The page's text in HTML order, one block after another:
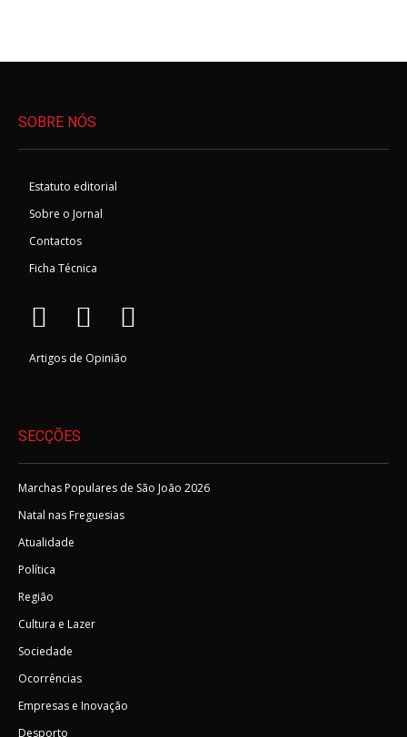
SOBRE NÓS
Estatuto editorial
Sobre o Jornal
Contactos
Ficha Técnica
Artigos de Opinião
SECÇÕES
Marchas Populares de São João 2026
Natal nas Freguesias
Atualidade
Política
Região
Cultura e Lazer
Sociedade
Ocorrências
Empresas e Inovação
Desporto